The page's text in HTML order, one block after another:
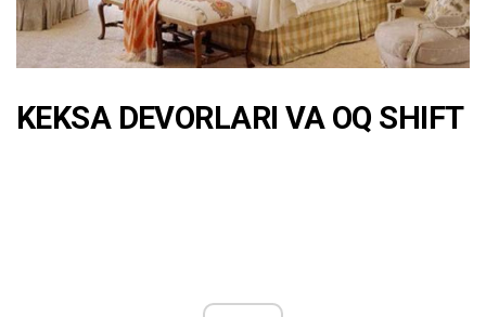
KEKSA DEVORLARI VA OQ SHIFT